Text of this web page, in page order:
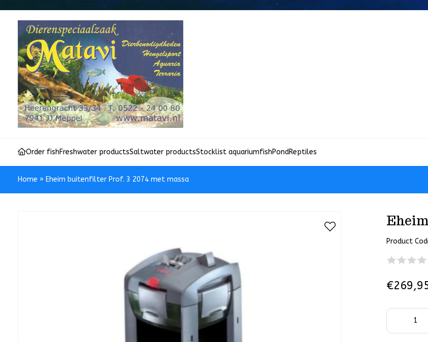
Order fishFreshwater productsSaltwater productsStocklist aquariumfishPondReptiles
Home » Eheim buitenfilter Prof. 3 2074 met massa
Product